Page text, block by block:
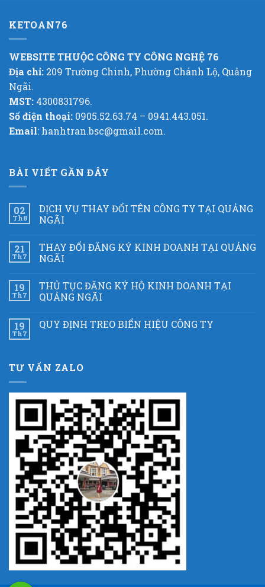
KETOAN76
WEBSITE THUỘC CÔNG TY CÔNG NGHỆ 76
Địa chỉ: 209 Trường Chinh, Phường Chánh Lộ, Quảng
Ngãi.
MST: 4300831796.
Số điện thoại: 0905.52.63.74 – 0941.443.051.
Email: hanhtran.bsc@gmail.com.
BÀI VIẾT GẦN ĐÂY
02
Th8
DỊCH VỤ THAY ĐỔI TÊN CÔNG TY TẠI QUẢNG
NGÃI
21
Th7
THAY ĐỔI ĐĂNG KÝ KINH DOANH TẠI QUẢNG
NGÃI
19
Th7
THỦ TỤC ĐĂNG KÝ HỘ KINH DOANH TẠI
QUẢNG NGÃI
19
Th7
QUY ĐỊNH TREO BIỂN HIỆU CÔNG TY
TƯ VẤN ZALO